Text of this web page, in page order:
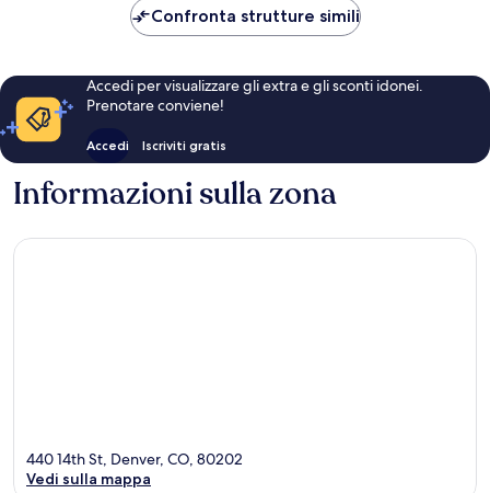
151 €
Confronta strutture simili
Accedi per visualizzare gli extra e gli sconti idonei.
Prenotare conviene!
Accedi Iscriviti gratis
Informazioni sulla zona
440 14th St, Denver, CO, 80202
Vedi sulla mappa